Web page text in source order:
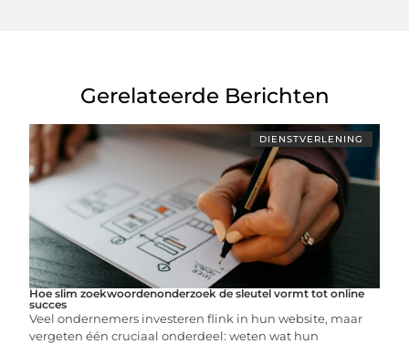
Gerelateerde Berichten
DIENSTVERLENING
Hoe slim zoekwoordenonderzoek de sleutel vormt tot online
succes
Veel ondernemers investeren flink in hun website, maar
vergeten één cruciaal onderdeel: weten wat hun